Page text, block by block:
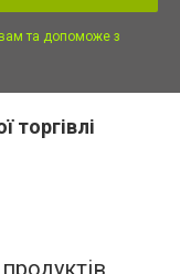
та допоможе з
торгівлі